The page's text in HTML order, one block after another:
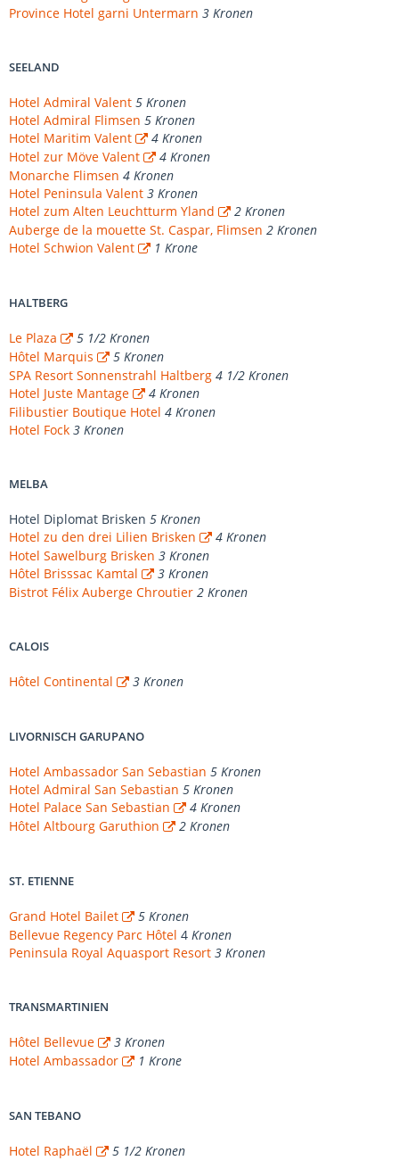
Province Hotel garni Untermarn 3 Kronen
SEELAND
Hotel Admiral Valent 5 Kronen
Hotel Admiral Flimsen 5 Kronen
Hotel Maritim Valent
4 Kronen
Hotel zur Möve Valent
4 Kronen
Monarche Flimsen 4 Kronen
Hotel Peninsula Valent 3 Kronen
Hotel zum Alten Leuchtturm Yland
2 Kronen
Auberge de la mouette St. Caspar, Flimsen 2 Kronen
Hotel Schwion Valent
1 Krone
HALTBERG
Le Plaza
5 1/2 Kronen
Hôtel Marquis
5 Kronen
SPA Resort Sonnenstrahl Haltberg 4 1/2 Kronen
Hotel Juste Mantage
4 Kronen
Filibustier Boutique Hotel 4 Kronen
Hotel Fock 3 Kronen
MELBA
Hotel Diplomat Brisken 5 Kronen
Hotel zu den drei Lilien Brisken
4 Kronen
Hotel Sawelburg Brisken 3 Kronen
Hôtel Brisssac Kamtal
3 Kronen
Bistrot Félix Auberge Chroutier 2 Kronen
CALOIS
Hôtel Continental 3 Kronen
LIVORNISCH GARUPANO
Hotel Ambassador San Sebastian 5 Kronen
Hotel Admiral San Sebastian 5 Kronen
Hotel Palace San Sebastian
4 Kronen
Hôtel Altbourg Garuthion
2 Kronen
ST. ETIENNE
Grand Hotel Bailet
5 Kronen
Bellevue Regency Parc Hôtel 4 Kronen
Peninsula Royal Aquasport Resort 3 Kronen
TRANSMARTINIEN
Hôtel Bellevue
3 Kronen
Hotel Ambassador
1 Krone
SAN TEBANO
Hotel Raphaël 5 1/2 Kronen